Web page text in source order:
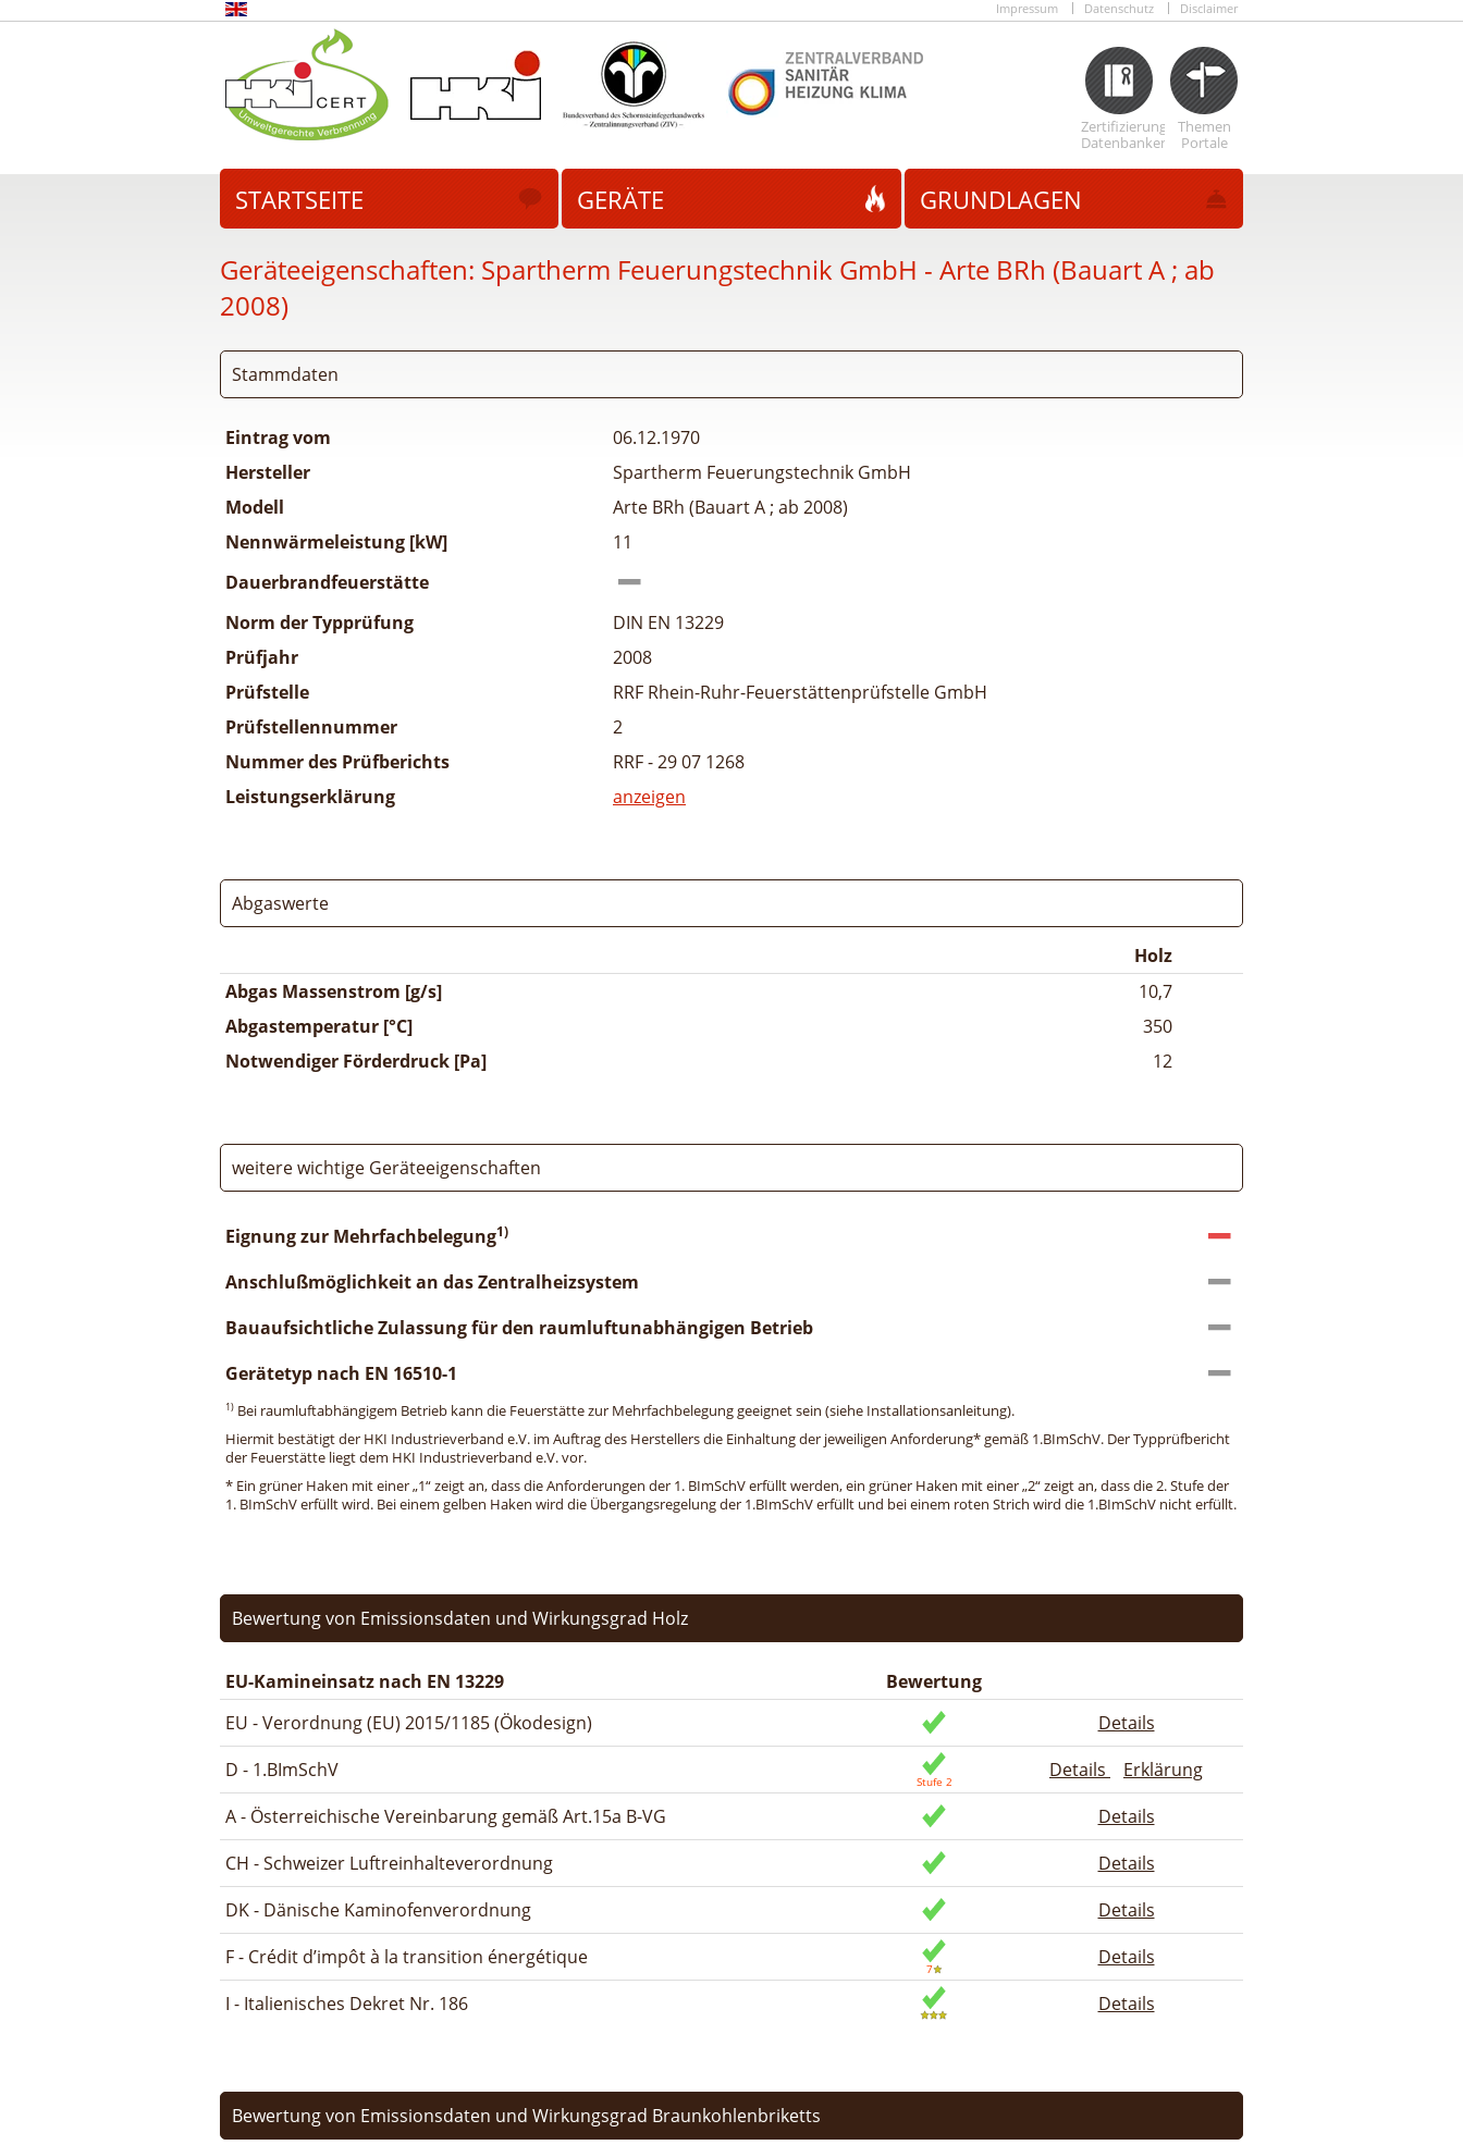
Impressum Datenschutz Disclaimer
Zertifizierungs
Datenbanken
Themen
Portale
STARTSEITE GERÄTE GRUNDLAGEN
Geräteeigenschaften: Spartherm Feuerungstechnik GmbH - Arte BRh (Bauart A ; ab
2008)
Stammdaten
Eintrag vom
06.12.1970
Hersteller
Spartherm Feuerungstechnik GmbH
Modell
Arte BRh (Bauart A ; ab 2008)
Nennwärmeleistung [kW]
11
Dauerbrandfeuerstätte
Norm der Typprüfung
DIN EN 13229
Prüfjahr
2008
Prüfstelle
RRF Rhein-Ruhr-Feuerstättenprüfstelle GmbH
Prüfstellennummer
2
Nummer des Prüfberichts
RRF - 29 07 1268
Leistungserklärung
anzeigen
Abgaswerte
Holz
Abgas Massenstrom [g/s]
10,7
Abgastemperatur [°C]
350
Notwendiger Förderdruck [Pa]
12
weitere wichtige Geräteeigenschaften
Eignung zur Mehrfachbelegung1)
Anschlußmöglichkeit an das Zentralheizsystem
Bauaufsichtliche Zulassung für den raumluftunabhängigen Betrieb
Gerätetyp nach EN 16510-1
1) Bei raumluftabhängigem Betrieb kann die Feuerstätte zur Mehrfachbelegung geeignet sein (siehe Installationsanleitung).
Hiermit bestätigt der HKI Industrieverband e.V. im Auftrag des Herstellers die Einhaltung der jeweiligen Anforderung* gemäß 1.BImSchV. Der Typprüfbericht
der Feuerstätte liegt dem HKI Industrieverband e.V. vor.
* Ein grüner Haken mit einer „1“ zeigt an, dass die Anforderungen der 1. BImSchV erfüllt werden, ein grüner Haken mit einer „2“ zeigt an, dass die 2. Stufe der
1. BImSchV erfüllt wird. Bei einem gelben Haken wird die Übergangsregelung der 1.BImSchV erfüllt und bei einem roten Strich wird die 1.BImSchV nicht erfüllt.
Bewertung von Emissionsdaten und Wirkungsgrad Holz
EU-Kamineinsatz nach EN 13229
Bewertung
EU - Verordnung (EU) 2015/1185 (Ökodesign)
Details
D - 1.BImSchV
Details
Erklärung
A - Österreichische Vereinbarung gemäß Art.15a B-VG
Details
CH - Schweizer Luftreinhalteverordnung
Details
DK - Dänische Kaminofenverordnung
Details
F - Crédit d’impôt à la transition énergétique
Details
I - Italienisches Dekret Nr. 186
Details
Bewertung von Emissionsdaten und Wirkungsgrad Braunkohlenbriketts